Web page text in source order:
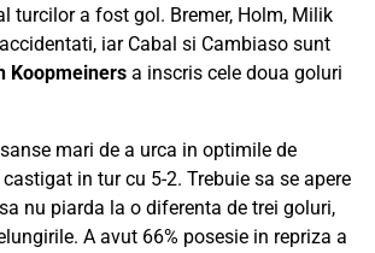
turcilor a fost gol. Bremer, Holm, Milik
iar Cabal si Cambiaso sunt
Koopmeiners a inscris cele doua goluri
mari de a urca in optimile de
in tur cu 5-2. Trebuie sa se apere
nu piarda la o diferenta de trei goluri,
A avut 66% posesie in repriza a